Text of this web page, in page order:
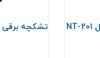
تشکچه برقی Beauty Basic مدل NT-202